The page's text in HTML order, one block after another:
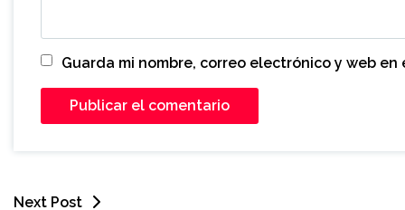
Guarda mi nombre, correo electrónico y web
Next Post